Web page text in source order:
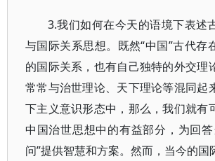
3.我们如何在今天的语境下表述
与国际关系思想。既然“中国”古代存
的国际关系，也有自己独特的外交理
常常与治世理论、天下理论等混同起
下主义意识形态中，那么，我们就有
中国治世思想中的有益部分，为回答
问”提供智慧和方案。然而，当今的国